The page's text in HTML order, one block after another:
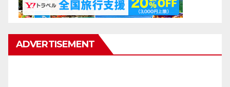
ADVERTISEMENT